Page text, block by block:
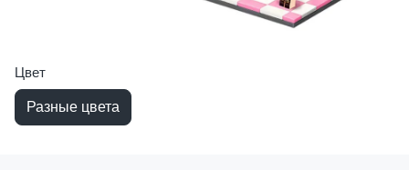
Цвет
Разные цвета